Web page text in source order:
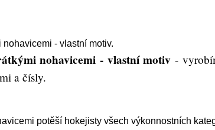
- vlastní motiv.
nohavicemi - vlastní motiv -
a čísly.
potěší hokejisty všech výkonnostních